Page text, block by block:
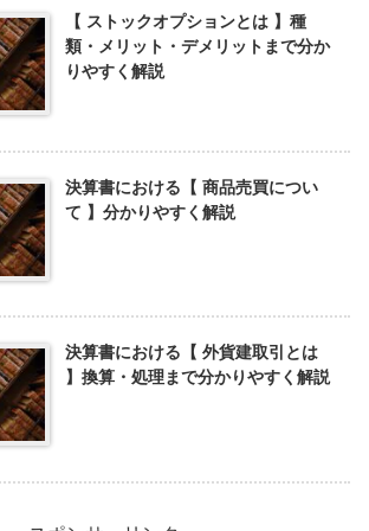
【 ストックオプションとは 】種
類・メリット・デメリットまで分か
りやすく解説
決算書における【 商品売買につい
て 】分かりやすく解説
決算書における【 外貨建取引とは
】換算・処理まで分かりやすく解説